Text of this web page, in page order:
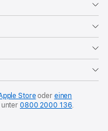
Storeoder einen
unter0800 2000 136.